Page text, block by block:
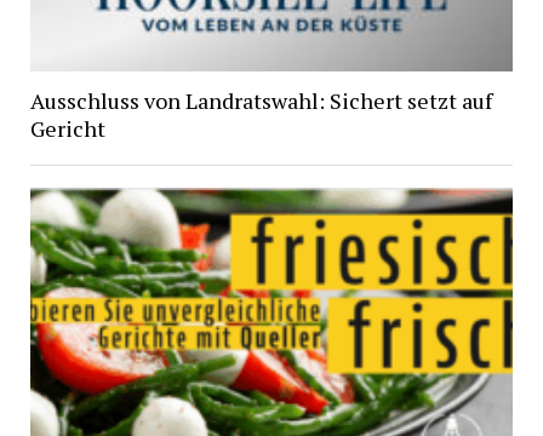
Ausschluss von Landratswahl: Sichert setzt auf
Gericht